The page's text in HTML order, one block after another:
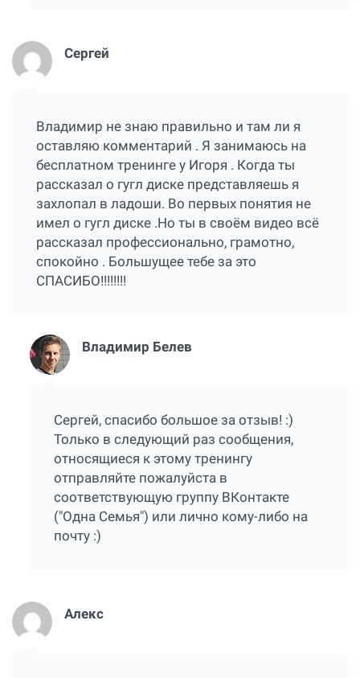
Сергей
Владимир не знаю правильно и там ли я
оставляю комментарий . Я занимаюсь на
бесплатном тренинге у Игоря . Когда ты
рассказал о гугл диске представляешь я
захлопал в ладоши. Во первых понятия не
имел о гугл диске .Но ты в своём видео всё
рассказал профессионально, грамотно,
спокойно . Большущее тебе за это
СПАСИБО!!!!!!!!
Владимир Белев
Сергей, спасибо большое за отзыв! :)
Только в следующий раз сообщения,
относящиеся к этому тренингу
отправляйте пожалуйста в
соответствующую группу ВКонтакте
("Одна Семья") или лично кому-либо на
почту :)
Алекс